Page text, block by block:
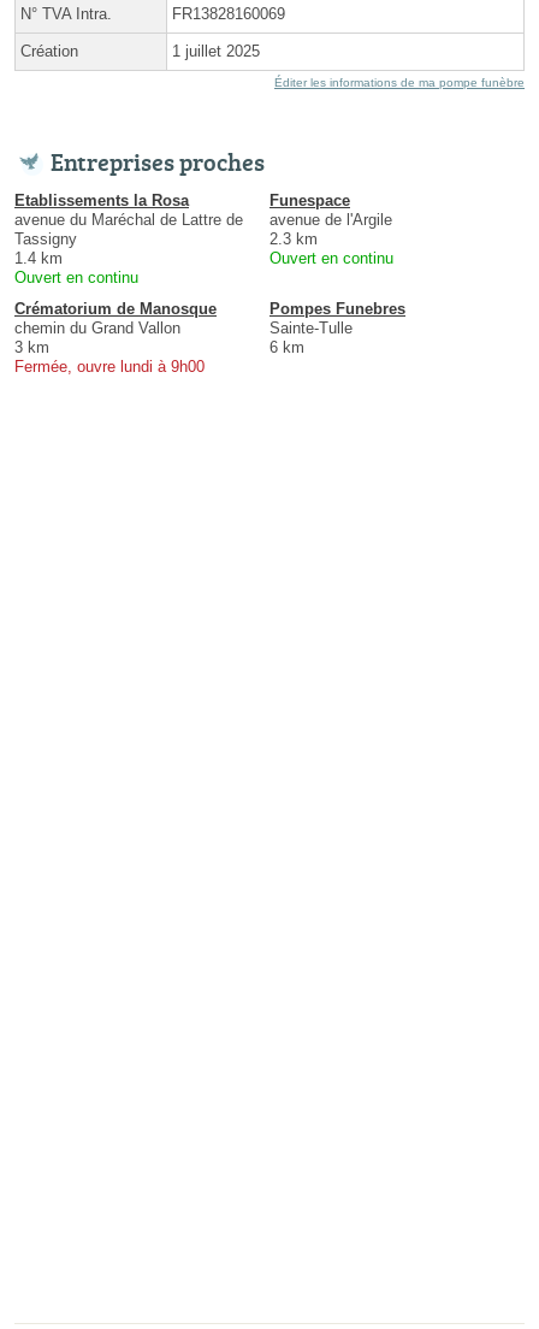
N° TVA Intra. FR13828160069
Création 1 juillet 2025
Éditer les informations de ma pompe funèbre
Entreprises proches
Etablissements la Rosa
avenue du Maréchal de Lattre de
Tassigny
1.4 km
Ouvert en continu
Funespace
avenue de l'Argile
2.3 km
Ouvert en continu
Crématorium de Manosque
chemin du Grand Vallon
3 km
Fermée, ouvre lundi à 9h00
Pompes Funebres
Sainte-Tulle
6 km